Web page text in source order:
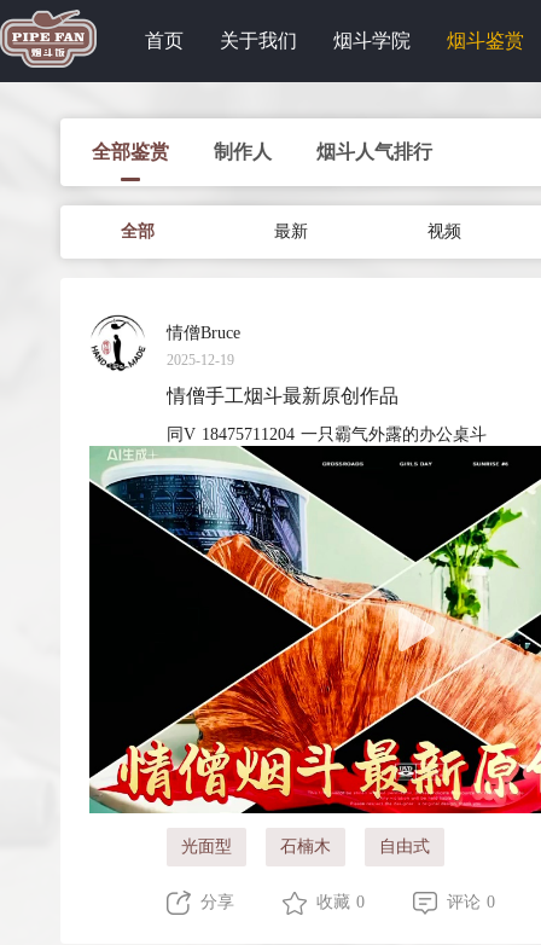
首页 关于我们 烟斗学院 烟斗鉴赏
全部鉴赏 制作人 烟斗人气排行
全部 最新 视频
情僧Bruce
2025-12-19
情僧手工烟斗最新原创作品
同V 18475711204 一只霸气外露的办公桌斗
光面型 石楠木 自由式
分享 收藏 0 评论 0